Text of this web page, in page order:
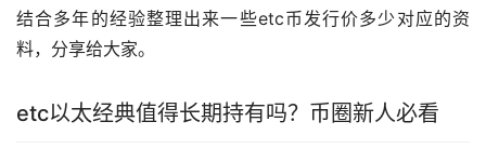
结合多年的经验整理出来一些etc币发行价多少对应的资
料，分享给大家。
etc以太经典值得长期持有吗？币圈新人必看